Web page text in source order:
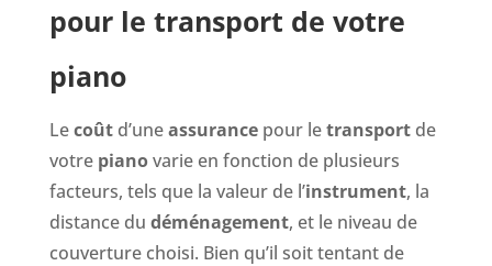
pour le transport de votre
piano
Lecoûtd’uneassurancepour letransportde
votre pianovarie en fonction de plusieurs
facteurs, tels que la valeur de l’instrument, la
distance du déménagement, et le niveau de
couverture choisi. Bien qu’il soit tentant de